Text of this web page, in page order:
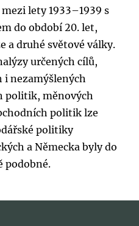
lety 1933–1939 s
do období 20. let,
a druhé světové války.
určených cílů,
i nezamýšlených
politik, měnových
politik lze
politiky
a Německa byly do
podobné.